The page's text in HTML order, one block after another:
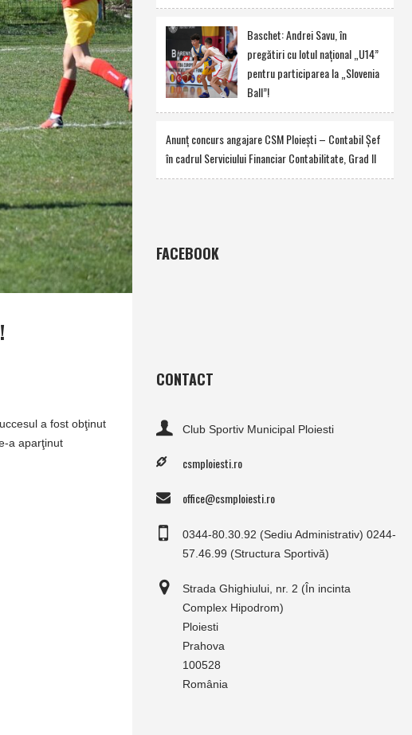
a fost obţinut
a aparţinut
Baschet: Andrei Savu, în
pregătiri cu lotul naţional „U14”
pentru participarea la „Slovenia
Ball”!
Anunţ concurs angajare CSM Ploieşti – Contabil Şef
în cadrul Serviciului Financiar Contabilitate, Grad II
FACEBOOK
CONTACT
Club Sportiv Municipal Ploiesti
csmploiesti.ro
office@csmploiesti.ro
0344-80.30.92 (Sediu Administrativ) 0244-
57.46.99 (Structura Sportivă)
Strada Ghighiului, nr. 2 (În incinta
Complex Hipodrom)
Ploiesti
Prahova
100528
România